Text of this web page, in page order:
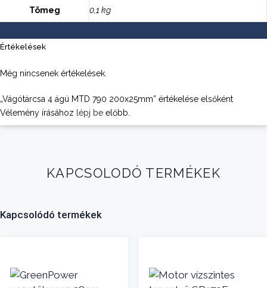
Tömeg 0,1 kg
Értékelések
Még nincsenek értékelések.
„Vágótárcsa 4 ágú MTD 790 200x25mm” értékelése elsőként
Vélemény írásához lépj be előbb.
KAPCSOLODÓ TERMÉKEK
Kapcsolódó termékek